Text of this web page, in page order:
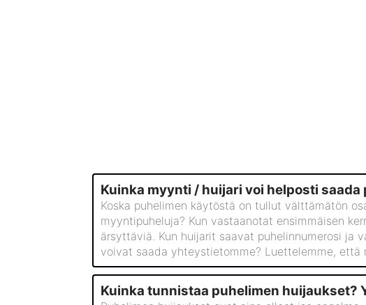
Kuinka myynti / huijari voi helposti
Koska puhelimen käytöstä on tullut välttämätön
myyntipuheluja? Kun vastaanotat ensimmäisen
ärsyttäviä. Kun huijarit saavat puhelinnumerosi ja
voivat saada yhteystietomme? Luettelemme,
Kuinka tunnistaa puhelimen huijaukset?